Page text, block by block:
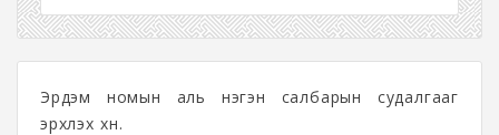
Эрдэм номын аль нэгэн салбарын судалгааг
эрхлэх хүн.